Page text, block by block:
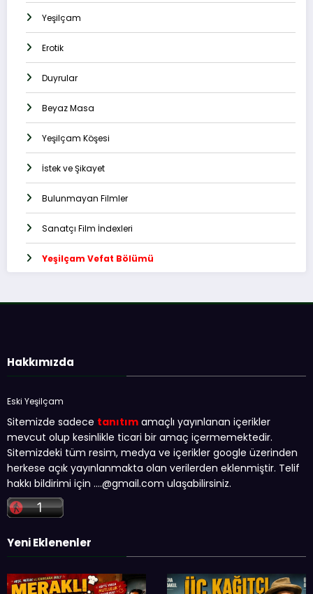
Yeşilçam
Erotik
Duyrular
Beyaz Masa
Yeşilçam Köşesi
İstek ve Şikayet
Bulunmayan Filmler
Sanatçı Film İndexleri
Yeşilçam Vefat Bölümü
Hakkımızda
Eski Yeşilçam
Sitemizde sadece tanıtım amaçlı yayınlanan içerikler
mevcut olup kesinlikle ticari bir amaç içermemektedir.
Sitemizdeki tüm resim, medya ve içerikler google üzerinden
herkese açık yayınlanmakta olan verilerden eklenmiştir. Telif
hakkı bildirimi için ….@gmail.com ulaşabilirsiniz.
Yeni Eklenenler